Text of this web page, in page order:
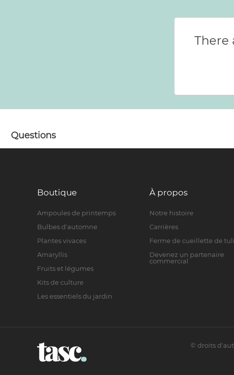
There
Questions
Boutique
Ampoules de printemps
Bulbes d'automne
Plantes vivaces
Amaryllis
Fruits et légumes
Kits de culture
Les essentiels du jardin
À propos
Notre histoire
Carrières
Ferme de cueillette de
Devenez un partenaire
commercial
©droits